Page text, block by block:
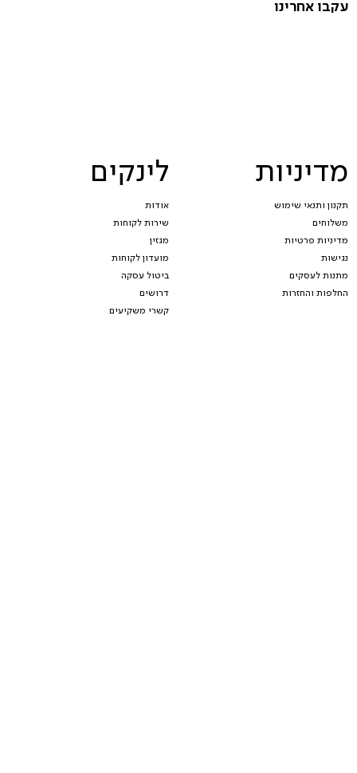
מדיניות
תקנון ותנאי שימוש
משלוחים
מדיניות פרטיות
נגישות
מתנות לעסקים
החלפות והחזרות
לינקים
אודות
שירות לקוחות
מגזין
מועדון לקוחות
ביטול עסקה
דרושים
קשרי משקיעים
עקבו אחרינו